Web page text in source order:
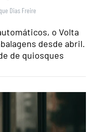
Dias Freire
o Volta
desde abril.
de quiosques